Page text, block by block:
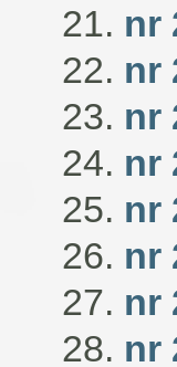
nr
nr
nr
nr
nr
nr
nr
nr